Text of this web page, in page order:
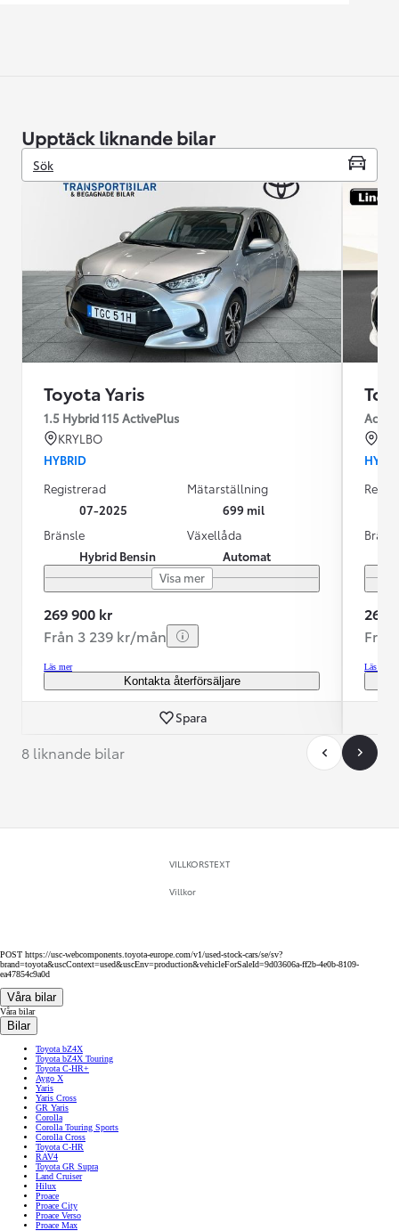
Upptäck liknande bilar
Sök
Toyota Yaris
1.5 Hybrid 115 ActivePlus
KRYLBO
HYBRID
Registrerad
07-2025
Mätarställning
699 mil
Bränsle
Hybrid Bensin
Växellåda
Automat
Visa mer
269 900 kr
Från 3 239 kr/mån
Läs mer
Kontakta återförsäljare
Spara
264
Läs mer
8 liknande bilar
VILLKORSTEXT
Villkor
POST https://usc-webcomponents.toyota-europe.com/v1/used-stock-cars/se/sv?
brand=toyota&uscContext=used&uscEnv=production&vehicleForSaleId=9d03606a-ff2b-4e0b-8109-
ea47854c9a0d
Våra bilar
Våra bilar
Bilar
Toyota bZ4X
Toyota bZ4X Touring
Toyota C-HR+
Aygo X
Yaris
Yaris Cross
GR Yaris
Corolla
Corolla Touring Sports
Corolla Cross
Toyota C-HR
RAV4
Toyota GR Supra
Land Cruiser
Hilux
Proace
Proace City
Proace Verso
Proace Max